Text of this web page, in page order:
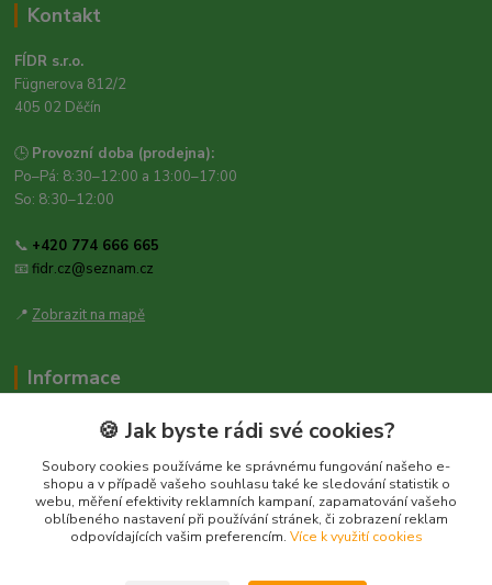
Kontakt
FÍDR s.r.o.
Fügnerova 812/2
405 02 Děčín
🕒 Provozní doba (prodejna):
Po–Pá: 8:30–12:00 a 13:00–17:00
So: 8:30–12:00
📞 +420 774 666 665
📧fidr.cz@seznam.cz
📍 Zobrazit na mapě
Informace
Zásady ochrany osobních údajů
Kontakt
Obecné nařízení o bezpečnosti produktů (GPSR), Regulation (EU)
2023/988
🍪 Jak byste rádi své cookies?
Soubory cookies používáme ke správnému fungování našeho e-
shopu a v případě vašeho souhlasu také ke sledování statistik o
webu, měření efektivity reklamních kampaní, zapamatování vašeho
oblíbeného nastavení při používání stránek, či zobrazení reklam
odpovídajících vašim preferencím. Více k využití cookies